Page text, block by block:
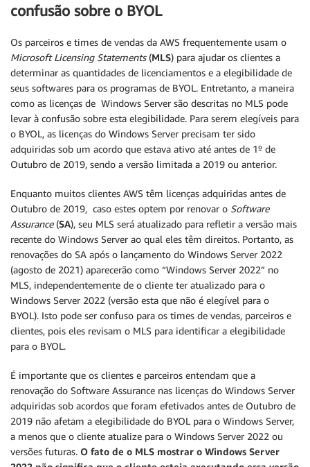
confusão sobre o BYOL
Os parceiros e times de vendas da AWS frequentemente usam o
Microsoft Licensing Statements(MLS) para ajudar os clientes a
determinar as quantidades de licenciamentos e a elegibilidade de
seus softwares para os programas de BYOL. Entretanto, a maneira
como as licenças de Windows Server são descritas no MLS pode
levar à confusão sobre esta elegibilidade. Para serem elegíveis para
o BYOL, as licenças do Windows Server precisam ter sido
adquiridas sob um acordo que estava ativo até antes de 1º de
Outubro de 2019, sendo a versão limitada a 2019 ou anterior.
Enquanto muitos clientes AWS têm licenças adquiridas antes de
Outubro de 2019, caso estes optem por renovar o Software
Assurance(SA), seu MLS será atualizado para refletir a versão mais
recente do Windows Server ao qual eles têm direitos. Portanto, as
renovações do SA após o lançamento do Windows Server 2022
(agosto de 2021) aparecerão como “Windows Server 2022” no
MLS, independentemente de o cliente ter atualizado para o
Windows Server 2022 (versão esta que não é elegível para o
BYOL). Isto pode ser confuso para os times de vendas, parceiros e
clientes, pois eles revisam o MLS para identificar a elegibilidade
para o BYOL.
É importante que os clientes e parceiros entendam que a
renovação do Software Assurance nas licenças do Windows Server
adquiridas sob acordos que foram efetivados antes de Outubro de
2019 não afetam a elegibilidade do BYOL para o Windows Server,
a menos que o cliente atualize para o Windows Server 2022 ou
versões futuras. O fato de o MLS mostrar o Windows Server